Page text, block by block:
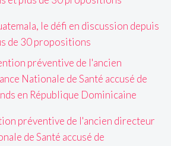
le défi en discussion depuis
de 30 propositions
préventive de l'ancien directeur
de Santé accusé de